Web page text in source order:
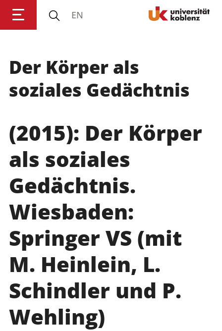
Anmelden Impressum Datenschutz
EN
Der Körper als
soziales Gedächtnis
(2015): Der Körper
als soziales
Gedächtnis.
Wiesbaden:
Springer VS (mit
M. Heinlein, L.
Schindler und P.
Wehling)